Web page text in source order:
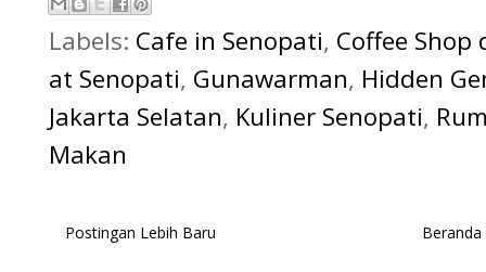
Labels: Cafe in Senopati, Coffee Shop
at Senopati, Gunawarman, Hidden
Jakarta Selatan, Kuliner Senopati,
Makan
Postingan Lebih Baru Beranda